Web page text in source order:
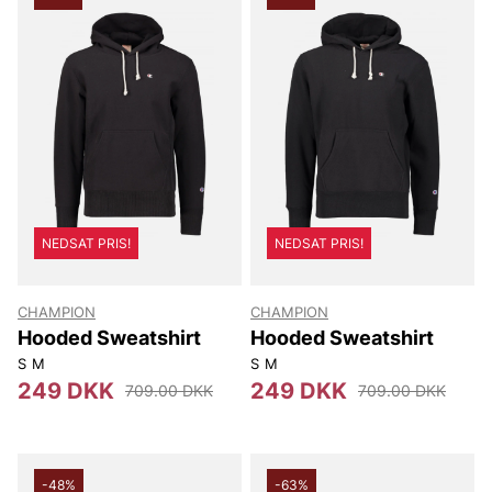
NEDSAT PRIS!
CHAMPION
Hooded Sweatshirt
S M
249 DKK 709.00 DKK
NEDSAT PRIS!
CHAMPION
Hooded Sweatshirt
S M
249 DKK 709.00 DKK
-48% -63%